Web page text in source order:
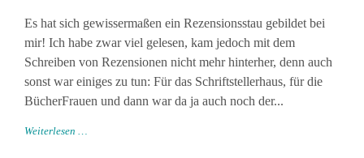
Es hat sich gewissermaßen ein Rezensionsstau gebildet bei
mir! Ich habe zwar viel gelesen, kam jedoch mit dem
Schreiben von Rezensionen nicht mehr hinterher, denn auch
sonst war einiges zu tun: Für das Schriftstellerhaus, für die
BücherFrauen und dann war da ja auch noch der...
Weiterlesen …